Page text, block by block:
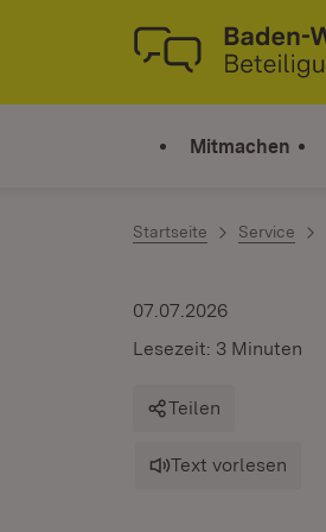
Zum Inhalt springen
Link zur Startseite
Mitmachen
Startseite Service
07.07.2026
Lesezeit: 3 Minuten
Teilen
Text vorlesen